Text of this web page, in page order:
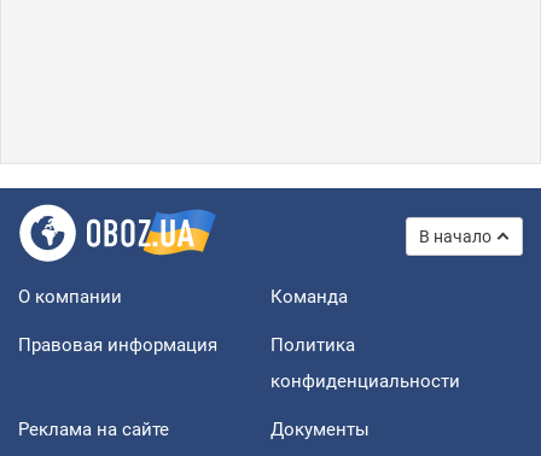
В начало
О компании Команда
Правовая информация
Политика
конфиденциальности
Реклама на сайте Документы